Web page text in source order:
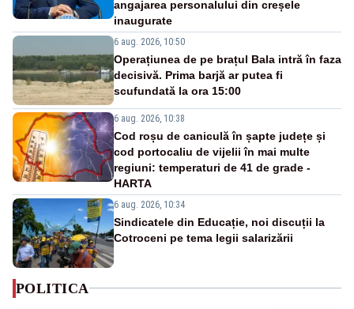
angajarea personalului din creșele
inaugurate
6 aug. 2026, 10:50
Operațiunea de pe brațul Bala intră în faza
decisivă. Prima barjă ar putea fi
scufundată la ora 15:00
6 aug. 2026, 10:38
Cod roșu de caniculă în șapte județe și
cod portocaliu de vijelii în mai multe
regiuni: temperaturi de 41 de grade -
HARTA
6 aug. 2026, 10:34
Sindicatele din Educație, noi discuții la
Cotroceni pe tema legii salarizării
POLITICA